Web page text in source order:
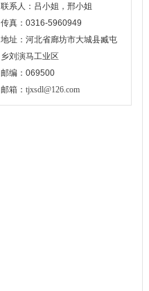
联系人：吕小姐，邢小姐
传真：0316-5960949
地址：河北省廊坊市大城县臧屯
乡刘演马工业区
邮编：069500
邮箱： tjxsdl@126.com